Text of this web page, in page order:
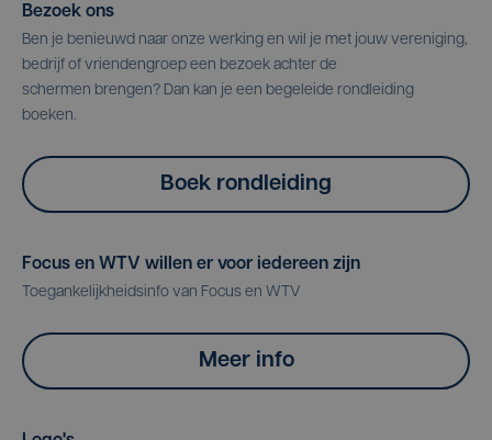
Bezoek ons
Ben je benieuwd naar onze werking en wil je met jouw vereniging,
bedrijf of vriendengroep een bezoek achter de
schermen brengen? Dan kan je een begeleide rondleiding
boeken.
Boek rondleiding
Focus en WTV willen er voor iedereen zijn
Toegankelijkheidsinfo van Focus en WTV
Meer info